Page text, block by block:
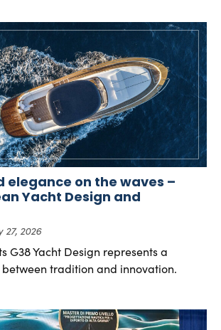
elegance on the waves –
Yacht Design and
27, 2026
G38 Yacht Design represents a
tradition and innovation.